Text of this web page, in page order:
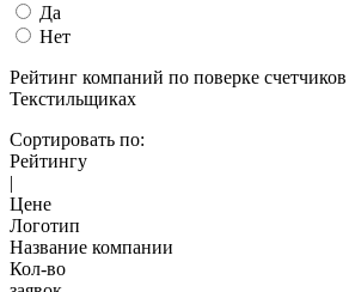
Да
Нет
Рейтинг компаний по поверке
Текстильщиках
Сортировать по:
Рейтингу
|
Цене
Логотип
Название компании
Кол-во